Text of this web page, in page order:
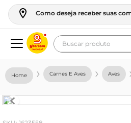
Como deseja receber suas
Buscar produto
Carnes E Aves Aves
geladeira
fogao